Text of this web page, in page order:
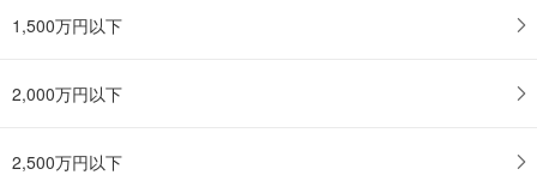
1,500万円以下
2,000万円以下
2,500万円以下